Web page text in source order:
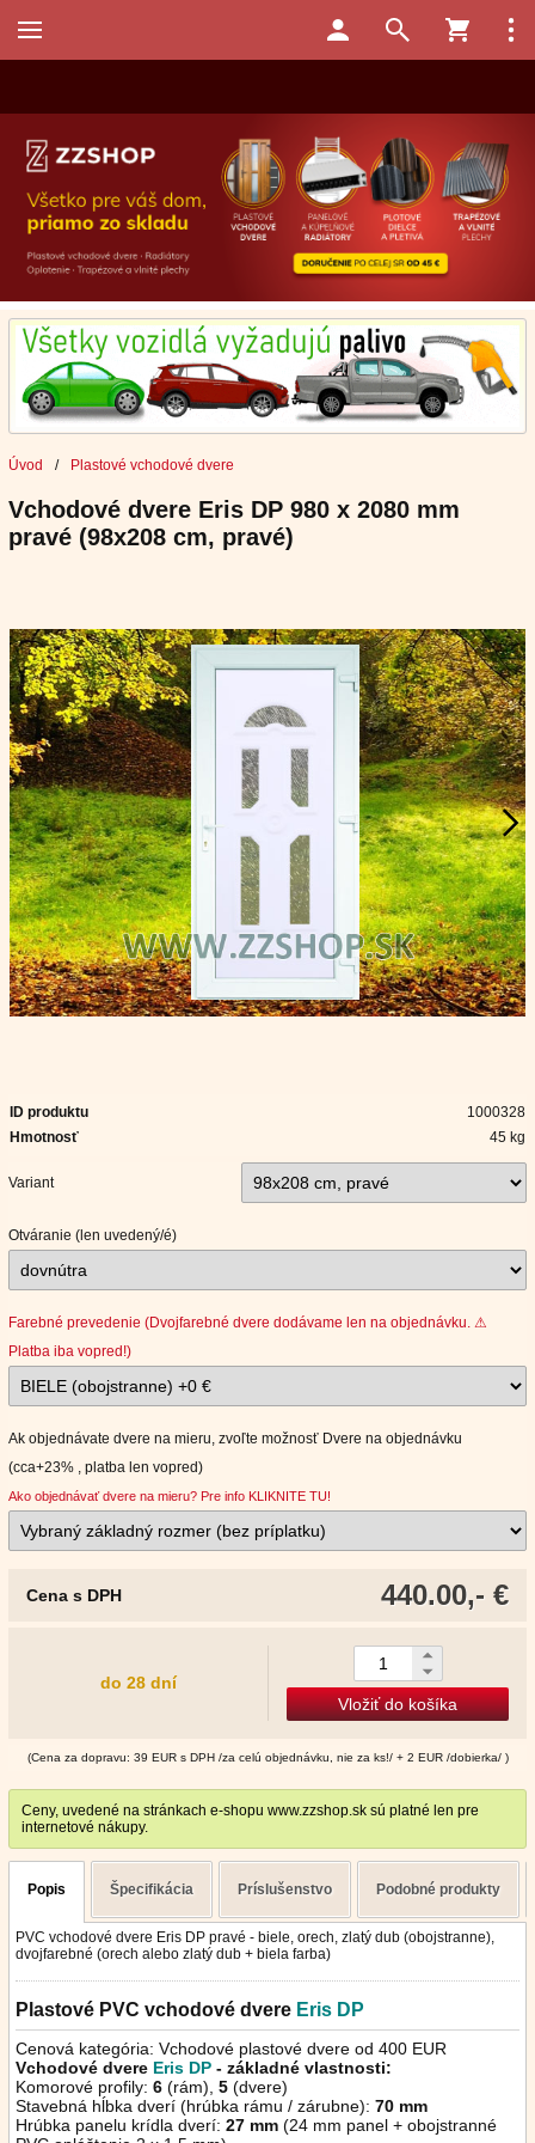
Úvod / Plastové vchodové dvere
Vchodové dvere Eris DP 980 x 2080 mm
pravé (98x208 cm, pravé)
ID produktu
1000328
Hmotnosť
45 kg
Variant
Otváranie (len uvedený/é)
Farebné prevedenie (Dvojfarebné dvere dodávame len na objednávku. ⚠
Platba iba vopred!)
Ak objednávate dvere na mieru, zvoľte možnosť Dvere na objednávku
(cca+23% , platba len vopred)
Ako objednávať dvere na mieru? Pre info KLIKNITE TU!
440.00,- €
Cena s DPH
do 28 dní
Vložiť do košíka
(Cena za dopravu: 39 EUR s DPH /za celú objednávku, nie za ks!/ + 2 EUR /dobierka/ )
Ceny, uvedené na stránkach e-shopu www.zzshop.sk sú platné len pre
internetové nákupy.
Popis Špecifikácia Príslušenstvo Podobné produkty
PVC vchodové dvere Eris DP pravé - biele, orech, zlatý dub (obojstranne),
dvojfarebné (orech alebo zlatý dub + biela farba)
Plastové PVC vchodové dvere Eris DP
Cenová kategória: Vchodové plastové dvere od 400 EUR
Vchodové dvere Eris DP - základné vlastnosti:
Komorové profily: 6 (rám), 5 (dvere)
Stavebná hĺbka dverí (hrúbka rámu / zárubne): 70 mm
Hrúbka panelu krídla dverí: 27 mm (24 mm panel + obojstranné